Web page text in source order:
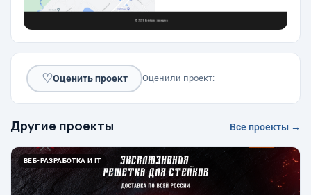
♡Оценить проект Оценили проект:
Другие проекты Все проекты →
ВЕБ-РАЗРАБОТКА И IT